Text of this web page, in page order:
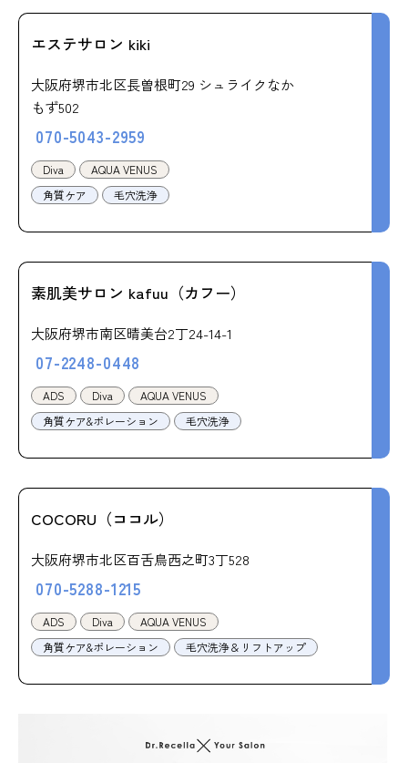
エステサロン kiki
大阪府堺市北区長曽根町29 シュライクなか
もず502
070-5043-2959
Diva
AQUA VENUS
角質ケア
毛穴洗浄
素肌美サロン kafuu（カフー）
大阪府堺市南区晴美台2丁24-14-1
07-2248-0448
ADS Diva
AQUA VENUS
角質ケア&ポレーション
毛穴洗浄
COCORU（ココル）
大阪府堺市北区百舌鳥西之町3丁528
070-5288-1215
ADS Diva
AQUA VENUS
角質ケア&ポレーション
毛穴洗浄＆リフトアップ